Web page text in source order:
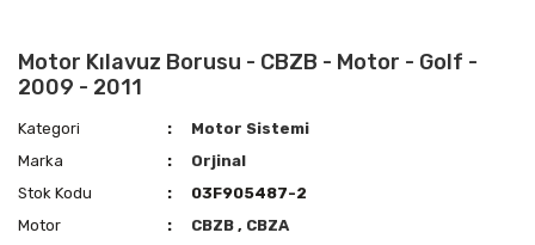
Motor Kılavuz Borusu - CBZB - Motor - Golf -
2009 - 2011
Kategori
Motor Sistemi
Marka
Orjinal
Stok Kodu
03F905487-2
Motor
CBZB, CBZA